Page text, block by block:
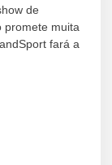
de
promete muita
fará a